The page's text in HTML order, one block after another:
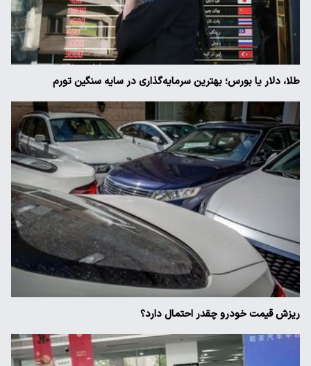
طلا، دلار یا بورس؛ بهترین سرمایه‌گذاری در سایه سنگین تورم
ریزش قیمت خودرو چقدر احتمال دارد؟